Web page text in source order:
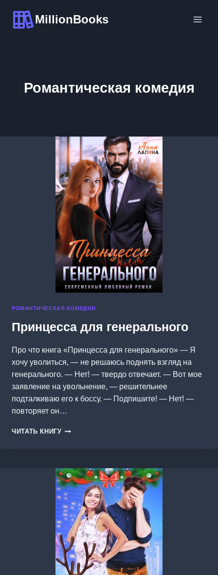
содержимому
MillionBooks
Романтическая комедия
РОМАНТИЧЕСКАЯ КОМЕДИЯ
Принцесса для генерального
Про что книга «Принцесса для генерального» — Я
хочу уволиться, — не решаюсь поднять взгляд на
генерального. — Нет! — твердо отвечает. — Вот мое
заявление на увольнение, — решительнее
подталкиваю его к боссу. — Подпишите! — Нет! —
повторяет он…
ЧИТАТЬ КНИГУ ПРИНЦЕССА